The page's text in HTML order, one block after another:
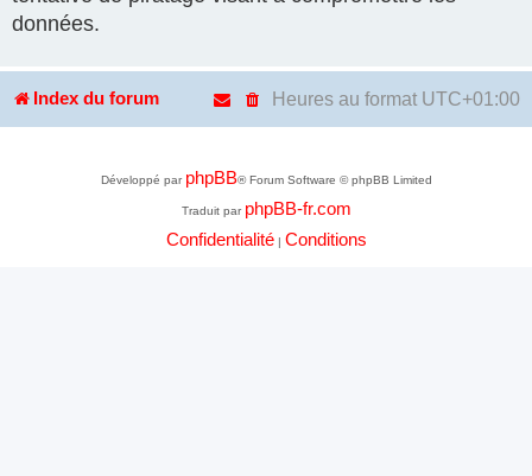
données.
Index du forum Heures au format UTC+01:00
Développé par phpBB® Forum Software © phpBB Limited
Traduit par phpBB-fr.com
Confidentialité| Conditions